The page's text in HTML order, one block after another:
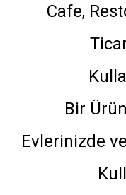
Cafe,
Bir
Evlerinizde